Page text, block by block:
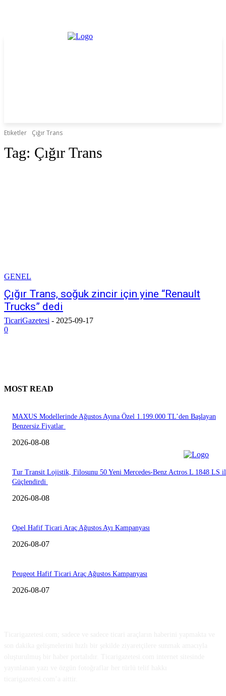
Etiketler Çığır Trans
Tag: Çığır Trans
GENEL
Çığır Trans, soğuk zincir için yine “Renault
Trucks” dedi
TicariGazetesi - 2025-09-17
0
MOST READ
MAXUS Modellerinde Ağustos Ayına Özel 1.199.000 TL’den Başlayan
Benzersiz Fiyatlar
2026-08-08
Tur Transit Lojistik, Filosunu 50 Yeni Mercedes-Benz Actros L 1848 LS
Güçlendirdi
2026-08-08
Opel Hafif Ticari Araç Ağustos Ayı Kampanyası
2026-08-07
Peugeot Hafif Ticari Araç Ağustos Kampanyası
2026-08-07